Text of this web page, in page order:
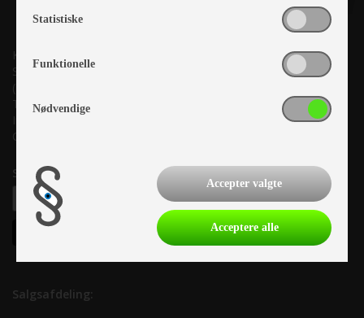
Kronjyllands Camping Center A/S
Suderholmen 10, 8960 Randers SØ
(Lige ud til Grenåvej)
Tlf. +45 87 10 98 70
Info@as-kcc.dk
CVR: 33 38 77 33
Samtykke til nyhedsbrev
Salgsafdeling:
Statistiske
Funktionelle
Nødvendige
Accepter valgte
Acceptere alle